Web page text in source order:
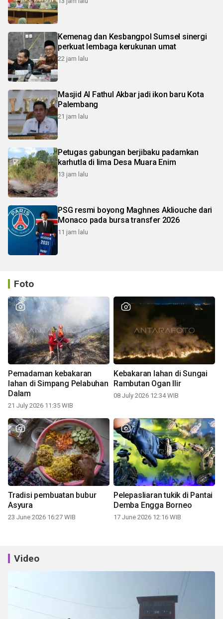
Kemenag dan Kesbangpol Sumsel sinergi
perkuat lembaga kerukunan umat
22 jam lalu
Masjid Al Fathul Akbar jadi ikon baru Kota
Palembang
21 jam lalu
Petugas gabungan berjibaku padamkan
karhutla di lima Desa Muara Enim
13 jam lalu
PSG resmi boyong Maghnes Akliouche dari
Monaco pada bursa transfer 2026
11 jam lalu
Foto
Pemadaman kebakaran
lahan di Simpang Pelabuhan
Dalam
21 July 2026 11:35 WIB
Kebakaran lahan di Sungai
Rambutan Ogan Ilir
08 July 2026 12:34 WIB
Tradisi pembuatan bubur
Asyura
23 June 2026 16:27 WIB
Pelepasliaran tukik di Pantai
Demba Engga Borneo
17 June 2026 12:16 WIB
Video